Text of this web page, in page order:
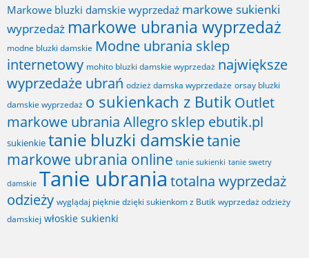
Markowe bluzki damskie wyprzedaż markowe sukienki
wyprzedaż markowe ubrania wyprzedaż
modne bluzki damskie Modne ubrania sklep
internetowy mohito bluzki damskie wyprzedaż największe
wyprzedaże ubrań odzież damska wyprzedaże orsay bluzki
damskie wyprzedaż o sukienkach z Butik Outlet
markowe ubrania Allegro sklep ebutik.pl
sukienkie tanie bluzki damskietanie
markowe ubrania online tanie sukienki tanie swetry
damskie Tanie ubrania totalna wyprzedaż
odzieży wyglądaj pięknie dzięki sukienkom z Butik wyprzedaż odzieży
damskiej włoskie sukienki